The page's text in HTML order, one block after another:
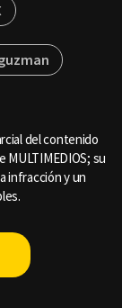
del contenido
MULTIMEDIOS; su
infracción y un